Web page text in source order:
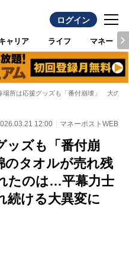
ログイン
ャリア ライフ マネー
場所は応援グッズも「番付崩壊」 大の里
12:00 マネーポストWEB
ッズも「番付崩
タオルが売れ残
たのは…平幕力士
続ける大異変に